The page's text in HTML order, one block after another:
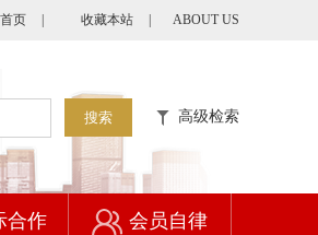
页 收藏本站 ABOUT US
搜索 高级检索
合作 会员自律